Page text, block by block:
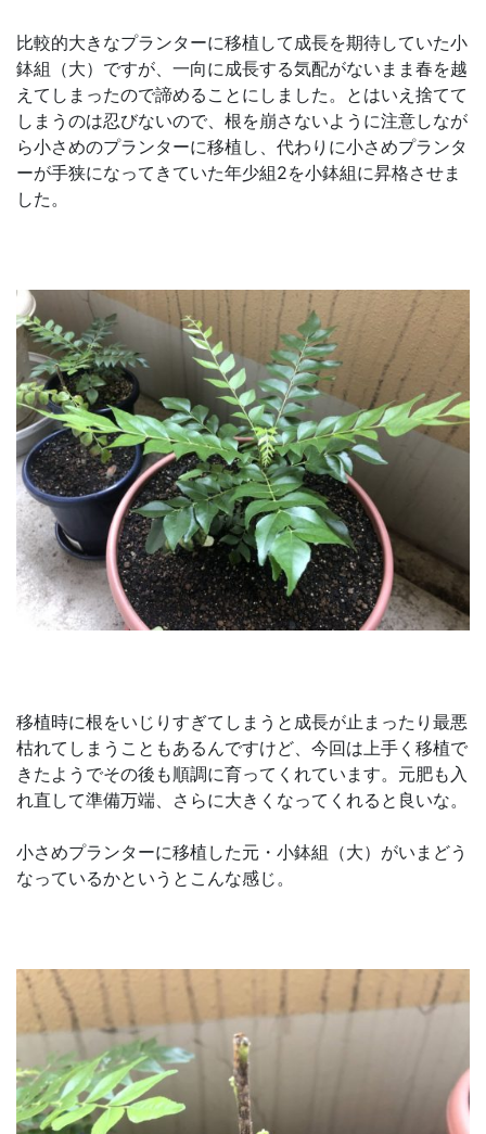
比較的大きなプランターに移植して成長を期待していた小
鉢組（大）ですが、一向に成長する気配がないまま春を越
えてしまったので諦めることにしました。とはいえ捨てて
しまうのは忍びないので、根を崩さないように注意しなが
ら小さめのプランターに移植し、代わりに小さめプランタ
ーが手狭になってきていた年少組2を小鉢組に昇格させま
した。
移植時に根をいじりすぎてしまうと成長が止まったり最悪
枯れてしまうこともあるんですけど、今回は上手く移植で
きたようでその後も順調に育ってくれています。元肥も入
れ直して準備万端、さらに大きくなってくれると良いな。
小さめプランターに移植した元・小鉢組（大）がいまどう
なっているかというとこんな感じ。